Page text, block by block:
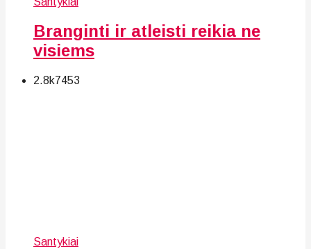
Branginti ir atleisti reikia ne
visiems
2.8k7453
Santykiai